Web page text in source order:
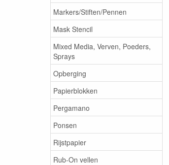
Markers/Stiften/Pennen
Mask Stencil
Mixed Media, Verven, Poeders,
Sprays
Opberging
Papierblokken
Pergamano
Ponsen
Rijstpapier
Rub-On vellen